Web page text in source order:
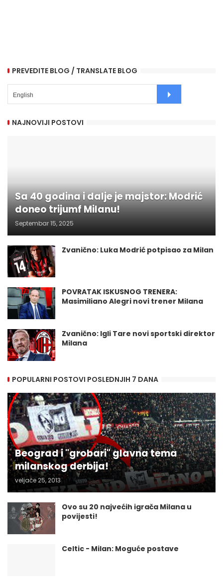
PREVEDITE BLOG / TRANSLATE BLOG
NAJNOVIJI POSTOVI
Sa 40 godina i dalje je majstor: Modrić
doneo trijumf Milanu!
Septembar 15, 2025
Zvanično: Luka Modrić potpisao za Milan
POVRATAK ISKUSNOG TRENERA:
Masimiliano Alegri novi trener Milana
Zvanično: Igli Tare novi sportski direktor
Milana
POPULARNI POSTOVI POSLEDNJIH 7 DANA
Beograd i "grobari" glavna tema
milanskog derbija!
veljače 25, 2013
Ovo su 20 najvećih igrača Milana u
povijesti!
Celtic - Milan: Moguće postave